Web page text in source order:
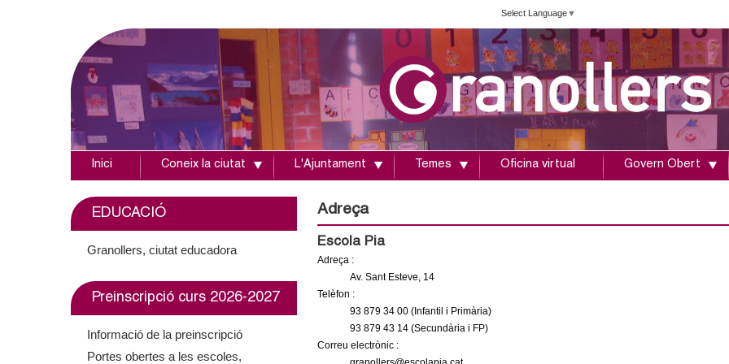
Vés
al
contingut
Select Language▼
j
t
Inici Coneix la ciutat L'Ajuntament Temes Oficina virtual Govern Obert
Adreça
Escola Pia
Adreça :
Av. Sant Esteve, 14
Telèfon :
93 879 34 00 (Infantil i Primària)
93 879 43 14 (Secundària i FP)
Correu electrònic :
EDUCACIÓ
Granollers, ciutat educadora
Preinscripció curs 2026-2027
Informació de la preinscripció
Portes obertes a les escoles,